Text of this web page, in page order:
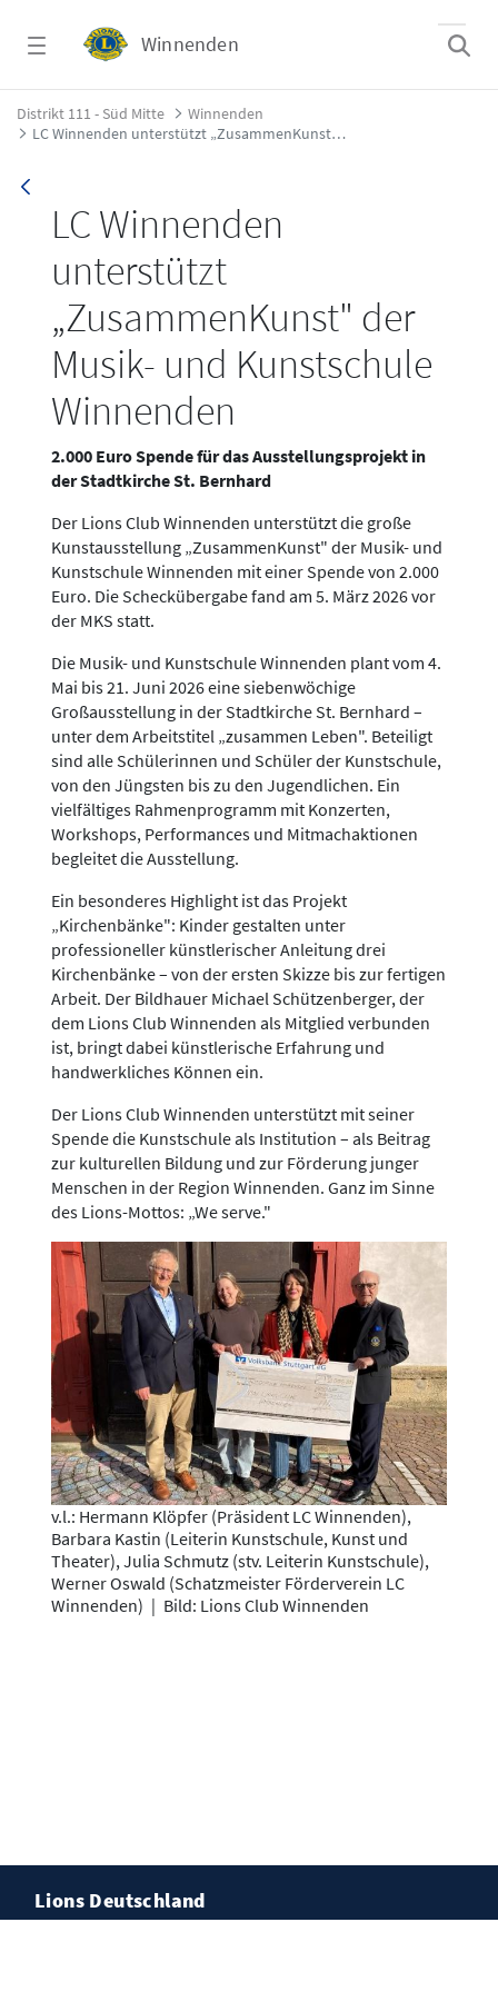
Winnenden
LC Winnenden unterstützt
Distrikt 111 - Süd Mitte
Winnenden
LC Winnenden unterstützt „ZusammenKunst" der Musik- und Kunstschule Winnenden
LC Winnenden
unterstützt
„ZusammenKunst" der
Musik- und Kunstschule
Winnenden
2.000 Euro Spende für das Ausstellungsprojekt in
der Stadtkirche St. Bernhard
Der Lions Club Winnenden unterstützt die große
Kunstausstellung „ZusammenKunst" der Musik- und
Kunstschule Winnenden mit einer Spende von 2.000
Euro. Die Scheckübergabe fand am 5. März 2026 vor
der MKS statt.
Die Musik- und Kunstschule Winnenden plant vom 4.
Mai bis 21. Juni 2026 eine siebenwöchige
Großausstellung in der Stadtkirche St. Bernhard –
unter dem Arbeitstitel „zusammen Leben". Beteiligt
sind alle Schülerinnen und Schüler der Kunstschule,
von den Jüngsten bis zu den Jugendlichen. Ein
vielfältiges Rahmenprogramm mit Konzerten,
Workshops, Performances und Mitmachaktionen
begleitet die Ausstellung.
Ein besonderes Highlight ist das Projekt
„Kirchenbänke": Kinder gestalten unter
professioneller künstlerischer Anleitung drei
Kirchenbänke – von der ersten Skizze bis zur fertigen
Arbeit. Der Bildhauer Michael Schützenberger, der
dem Lions Club Winnenden als Mitglied verbunden
ist, bringt dabei künstlerische Erfahrung und
handwerkliches Können ein.
Der Lions Club Winnenden unterstützt mit seiner
Spende die Kunstschule als Institution – als Beitrag
zur kulturellen Bildung und zur Förderung junger
Menschen in der Region Winnenden. Ganz im Sinne
des Lions-Mottos: „We serve."
v.l.: Hermann Klöpfer (Präsident LC Winnenden),
Barbara Kastin (Leiterin Kunstschule, Kunst und
Theater), Julia Schmutz (stv. Leiterin Kunstschule),
Werner Oswald (Schatzmeister Förderverein LC
Winnenden) | Bild: Lions Club Winnenden
Lions Deutschland